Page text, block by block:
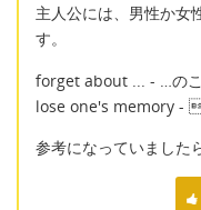
主人公には、男性か女
す。
forget about ... - …の
lose one's memory -
参考になっていました